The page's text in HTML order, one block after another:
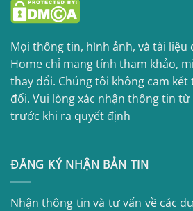
Mọi thông tin, hình ảnh, và tài liệu
Home chỉ mang tính tham khảo,
thay đổi. Chúng tôi không cam
đối. Vui lòng xác nhận thông tin
trước khi ra quyết định
ĐĂNG KÝ NHẬN BẢN TIN
Nhận thông tin và tư vấn về các